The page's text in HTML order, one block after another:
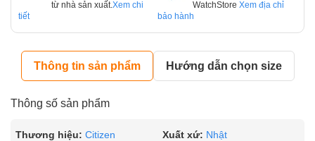
từ nhà sản xuất. Xem chi
tiết
WatchStore Xem địa chỉ
bảo hành
Thông tin sản phẩm Hướng dẫn chọn size
Thông số sản phẩm
Thương hiệu: Citizen Xuất xứ: Nhật